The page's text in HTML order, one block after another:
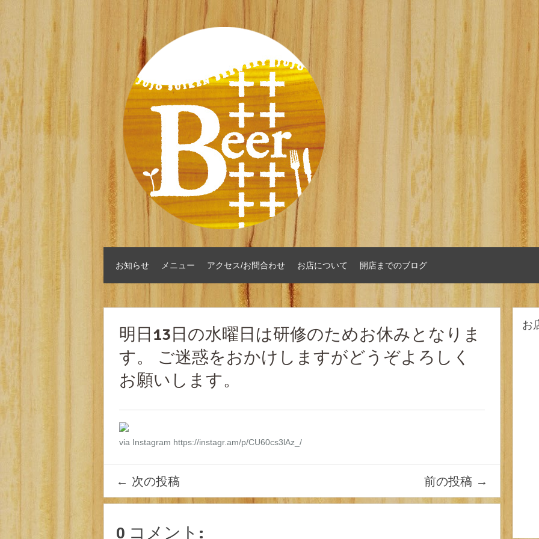
お知らせ メニュー アクセス/お問合わせ お店について 開店までのブログ
明日13日の水曜日は研修のためお休みとなりま
す。 ご迷惑をおかけしますがどうぞよろしく
お願いします。
via Instagram https://instagr.am/p/CU60cs3lAz_/
← 次の投稿 前の投稿 →
0 コメント:
お